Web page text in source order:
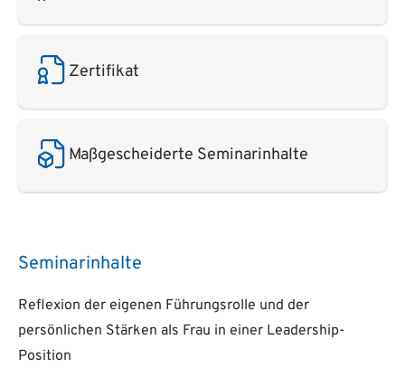
Zertifikat
Maßgescheiderte Seminarinhalte
Seminarinhalte
Reflexion der eigenen Führungsrolle und der
persönlichen Stärken als Frau in einer Leadership-
Position